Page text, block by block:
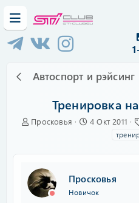
1-
Автоспорт и рэйсинг
Тренировка
А
т
е
м
Просковья
Д
а
а
4 Окт 2011
Просковья
Новичок